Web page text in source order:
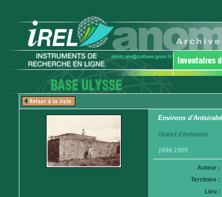
Environs
District d'Antsirabé
1896-1905
Auteur :
Territoire :
Lieu :